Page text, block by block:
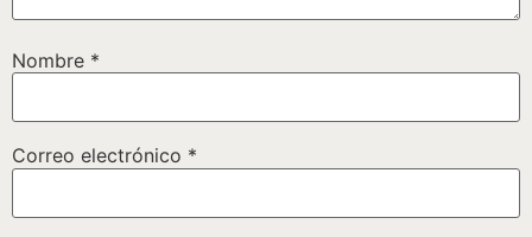
Nombre *
Correo electrónico *